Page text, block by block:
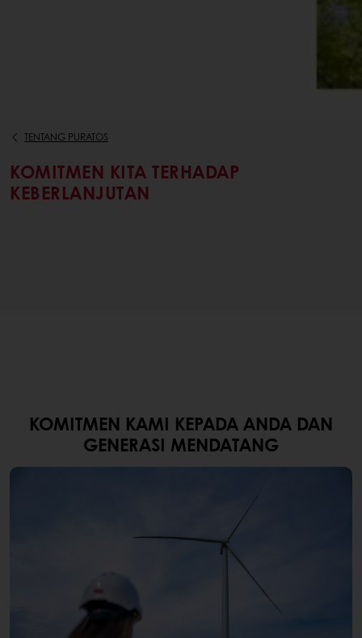
TENTANG PURATOS
KOMITMEN KITA TERHADAP
KEBERLANJUTAN
KOMITMEN KAMI KEPADA ANDA DAN
GENERASI MENDATANG